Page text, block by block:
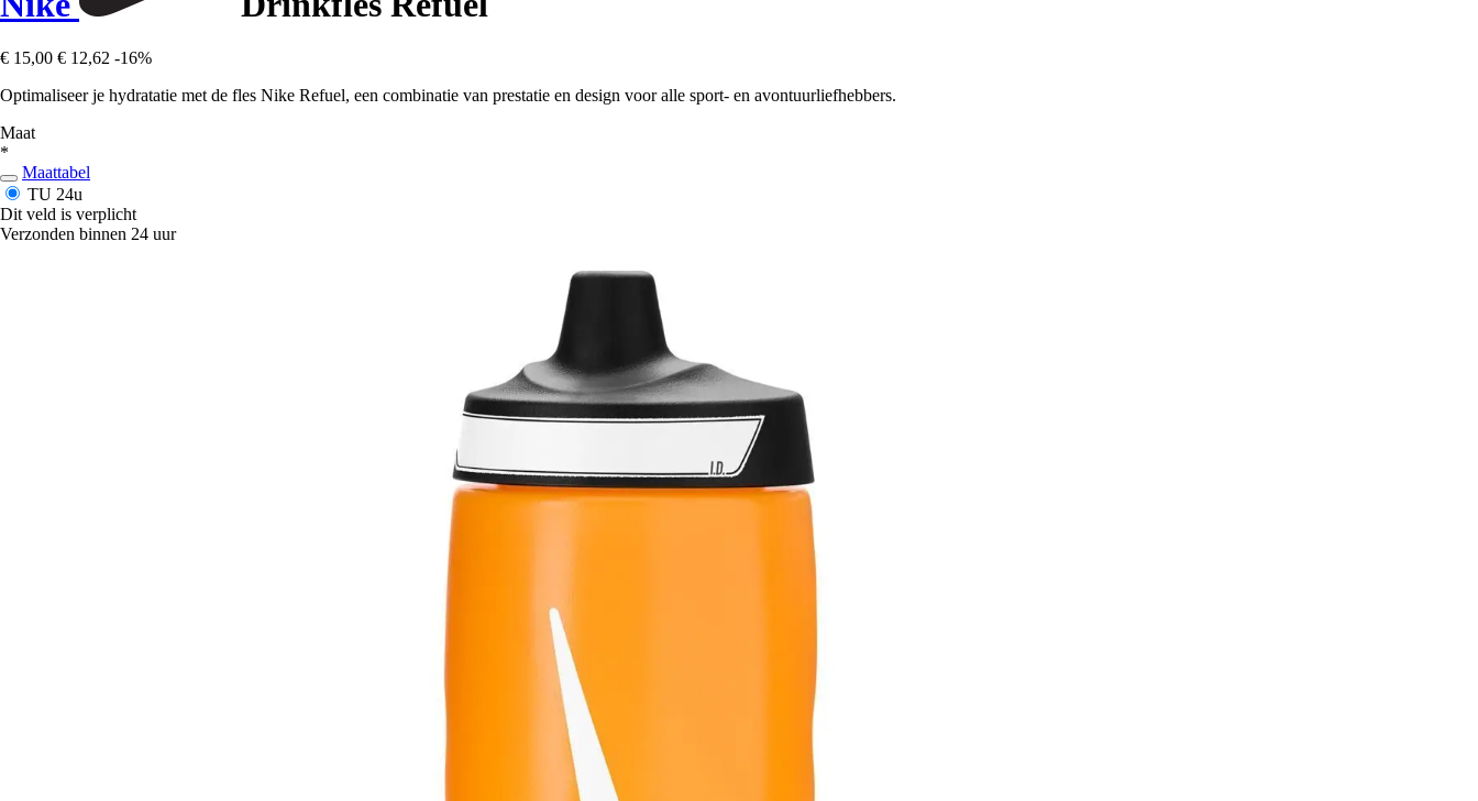
€ 15,00 € 12,62 -16%
Optimaliseer je hydratatie met de fles Nike Refuel, een combinatie van prestatie en design voor alle sport- en avontuurliefhebbers.
Maat
*
Maattabel
TU 24u
Dit veld is verplicht
Verzonden binnen 24 uur